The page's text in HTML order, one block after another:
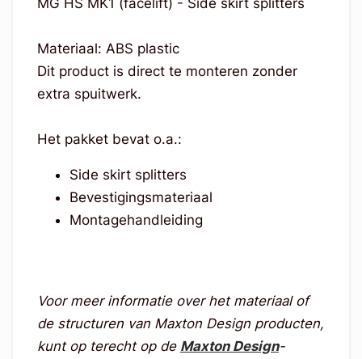
Materiaal: ABS plastic
Dit product is direct te monteren zonder
extra spuitwerk.
Het pakket bevat o.a.:
Side skirt splitters
Bevestigingsmateriaal
Montagehandleiding
Voor meer informatie over het materiaal of
de structuren van Maxton Design producten,
kunt op terecht op de Maxton Design-